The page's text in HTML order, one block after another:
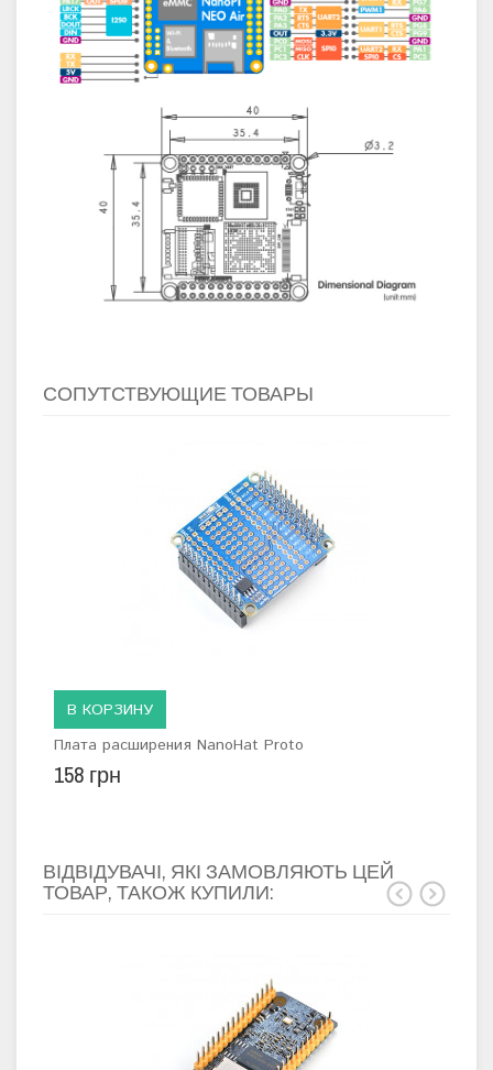
СОПУТСТВУЮЩИЕ ТОВАРЫ
Плата расширения NanoHat Proto
158 грн
В КОРЗИНУ
ВІДВІДУВАЧІ, ЯКІ ЗАМОВЛЯЮТЬ ЦЕЙ
ТОВАР, ТАКОЖ КУПИЛИ: